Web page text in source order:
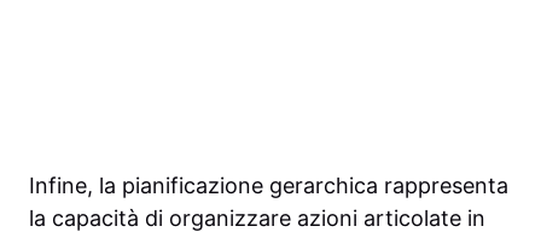
Infine, la pianificazione gerarchica rappresenta
la capacità di organizzare azioni articolate in